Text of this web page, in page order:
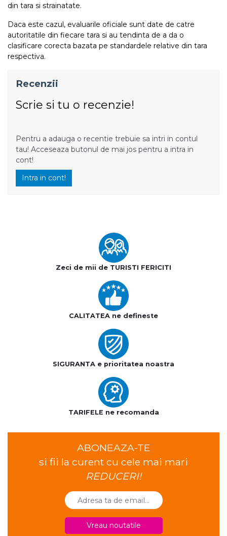
din tara si strainatate.
Daca este cazul, evaluarile oficiale sunt date de catre
autoritatile din fiecare tara si au tendinta de a da o
clasificare corecta bazata pe standardele relative din tara
respectiva.
Recenzii
Scrie si tu o recenzie!
Pentru a adauga o recentie trebuie sa intri in contul
tau! Acceseaza butonul de mai jos pentru a intra in
cont!
Intra in cont!
Zeci de mii de TURISTI FERICITI
CALITATEA ne defineste
SIGURANTA e prioritatea noastra
TARIFELE ne recomanda
ABONEAZA-TE
si fii la curent cu cele mai mari
REDUCERI!
Vreau noutatile